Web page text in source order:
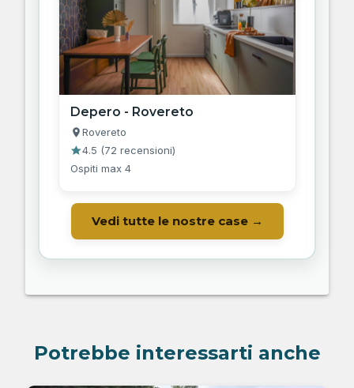
Depero - Rovereto
Rovereto
4.5 (72 recensioni)
Ospiti max 4
Vedi tutte le nostre case →
Potrebbe interessarti anche